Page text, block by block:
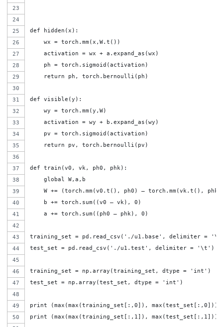
def hidden(x):
    wx = torch.mm(x,W.t())
    activation = wx + a.expand_as(wx)
    ph = torch.sigmoid(activation)
    return ph, torch.bernoulli(ph)
def visible(y):
    wy = torch.mm(y,W)
    activation = wy + b.expand_as(wy)
    pv = torch.sigmoid(activation)
    return pv, torch.bernoulli(pv)
def train(v0, vk, ph0, phk):
    global W,a,b
W += (torch.mm(v0.t(), ph0) – torch.mm(vk.t(),
    b += torch.sum((v0 – vk), 0)
    a += torch.sum((ph0 – phk), 0)
training_set = pd.read_csv('./u1.base', delimiter =
test_set = pd.read_csv('./u1.test', delimiter = '\t')
training_set = np.array(training_set, dtype = 'int')
test_set = np.array(test_set, dtype = 'int')
print (max(max(training_set[:,0]), max(test_set[:,0])))
print (max(max(training_set[:,1]), max(test_set[:,1])))